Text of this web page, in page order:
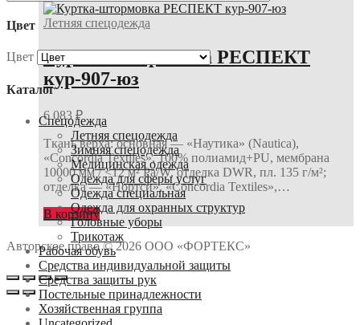
Летняя спецодежда
Куртка-штормовка РЕСПЕКТ
кур-907-юз
6 083 ₽
Ткань верха: основная — «Наутика» (Nautica),
«Concordia Textiles», 100% полиамид+PU, мембрана
10000 мм / <12 м² Ра/W, отделка DWR, пл. 135 г/м²;
отделка — «Нортси», «Concordia Textiles»,…
В корзину
Авторское право © 2026 ООО «ФОРТЕКС»
Цвет
Цвет
Каталог
Спецодежда
Летняя спецодежда
Зимняя спецодежда
Медицинская одежда
Одежда для сферы услуг
Одежда специальная
Одежда для охранных структур
Головные уборы
Трикотаж
Рабочая обувь
Средства индивидуальной защиты
Средства защиты рук
Постельные принадлежности
Хозяйственная группа